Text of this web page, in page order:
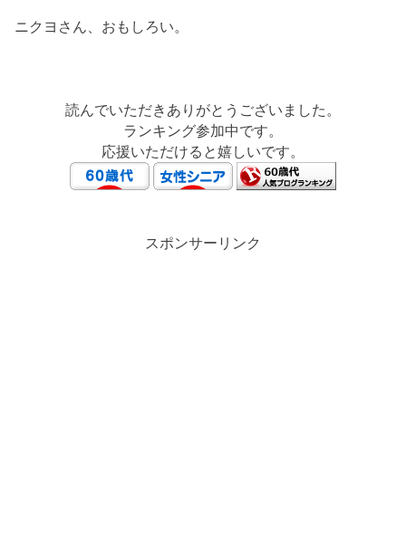
ニクヨさん、おもしろい。
読んでいただきありがとうございました。
ランキング参加中です。
応援いただけると嬉しいです。
スポンサーリンク